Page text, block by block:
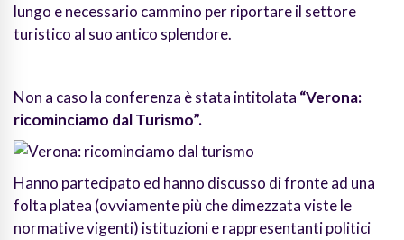
lungo e necessario cammino per riportare il settore
turistico al suo antico splendore.
Non a caso la conferenza è stata intitolata “Verona:
ricominciamo dal Turismo”.
Hanno partecipato ed hanno discusso di fronte ad una
folta platea (ovviamente più che dimezzata viste le
normative vigenti) istituzioni e rappresentanti politici